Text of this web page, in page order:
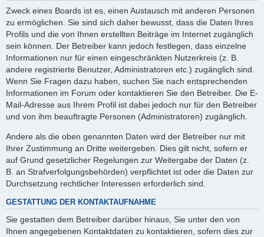
Zweck eines Boards ist es, einen Austausch mit anderen Personen
zu ermöglichen. Sie sind sich daher bewusst, dass die Daten Ihres
Profils und die von Ihnen erstellten Beiträge im Internet zugänglich
sein können. Der Betreiber kann jedoch festlegen, dass einzelne
Informationen nur für einen eingeschränkten Nutzerkreis (z. B.
andere registrierte Benutzer, Administratoren etc.) zugänglich sind.
Wenn Sie Fragen dazu haben, suchen Sie nach entsprechenden
Informationen im Forum oder kontaktieren Sie den Betreiber. Die E-
Mail-Adresse aus Ihrem Profil ist dabei jedoch nur für den Betreiber
und von ihm beauftragte Personen (Administratoren) zugänglich.
Andere als die oben genannten Daten wird der Betreiber nur mit
Ihrer Zustimmung an Dritte weitergeben. Dies gilt nicht, sofern er
auf Grund gesetzlicher Regelungen zur Weitergabe der Daten (z.
B. an Strafverfolgungsbehörden) verpflichtet ist oder die Daten zur
Durchsetzung rechtlicher Interessen erforderlich sind.
GESTATTUNG DER KONTAKTAUFNAHME
Sie gestatten dem Betreiber darüber hinaus, Sie unter den von
Ihnen angegebenen Kontaktdaten zu kontaktieren, sofern dies zur